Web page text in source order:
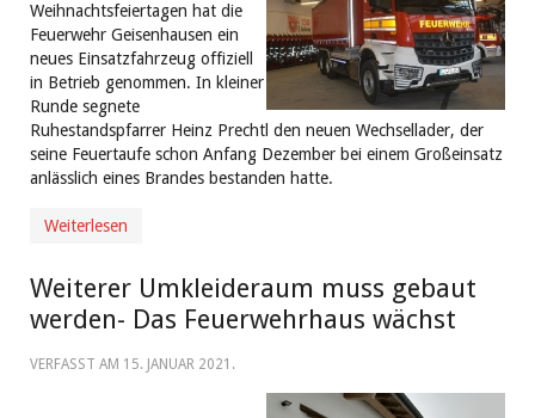
Weihnachtsfeiertagen hat die
Feuerwehr Geisenhausen ein
neues Einsatzfahrzeug offiziell
in Betrieb genommen. In kleiner
Runde segnete
Ruhestandspfarrer Heinz Prechtl den neuen Wechsellader, der
seine Feuertaufe schon Anfang Dezember bei einem Großeinsatz
anlässlich eines Brandes bestanden hatte.
Weiterlesen
Weiterer Umkleideraum muss gebaut
werden- Das Feuerwehrhaus wächst
VERFASST AM 15. JANUAR 2021 .